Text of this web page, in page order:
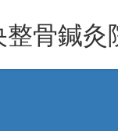
整骨鍼灸